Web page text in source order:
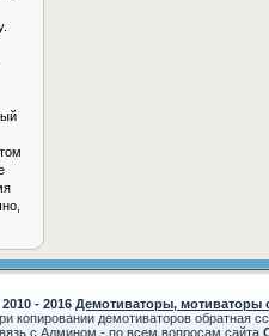
- 2016 Демотиваторы, мотиваторы
копировании демотиваторов обратная
с Админом - по всем вопросам сайта